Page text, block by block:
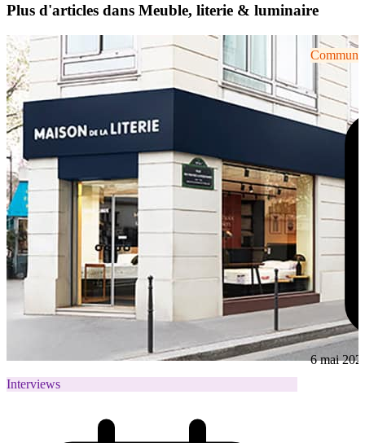
Plus d'articles dans Meuble, literie & luminaire
Interviews
6 mai